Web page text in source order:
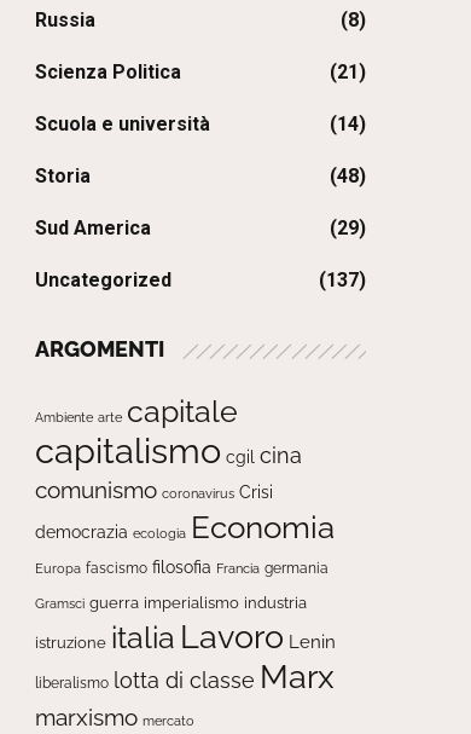
Russia (8)
Scienza Politica (21)
Scuola e università (14)
Storia (48)
Sud America (29)
Uncategorized (137)
ARGOMENTI
Ambiente arte capitale
capitalismo cgil cina
comunismo coronavirus Crisi
democrazia ecologia Economia
Europa fascismo filosofia Francia germania
Gramsci guerra imperialismo industria
istruzione italia Lavoro Lenin
liberalismo lotta di classe Marx
marxismo mercato